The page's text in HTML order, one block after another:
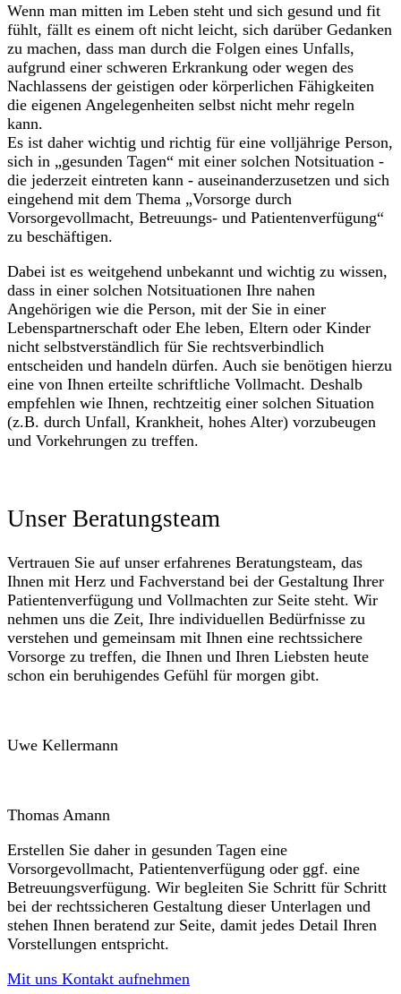
Wenn man mitten im Leben steht und sich gesund und fit
fühlt, fällt es einem oft nicht leicht, sich darüber Gedanken
zu machen, dass man durch die Folgen eines Unfalls,
aufgrund einer schweren Erkrankung oder wegen des
Nachlassens der geistigen oder körperlichen Fähigkeiten
die eigenen Angelegenheiten selbst nicht mehr regeln
kann.
Es ist daher wichtig und richtig für eine volljährige Person,
sich in „gesunden Tagen“ mit einer solchen Notsituation -
die jederzeit eintreten kann - auseinanderzusetzen und sich
eingehend mit dem Thema „Vorsorge durch
Vorsorgevollmacht, Betreuungs- und Patientenverfügung“
zu beschäftigen.
Dabei ist es weitgehend unbekannt und wichtig zu wissen,
dass in einer solchen Notsituationen Ihre nahen
Angehörigen wie die Person, mit der Sie in einer
Lebenspartnerschaft oder Ehe leben, Eltern oder Kinder
nicht selbstverständlich für Sie rechtsverbindlich
entscheiden und handeln dürfen. Auch sie benötigen hierzu
eine von Ihnen erteilte schriftliche Vollmacht. Deshalb
empfehlen wie Ihnen, rechtzeitig einer solchen Situation
(z.B. durch Unfall, Krankheit, hohes Alter) vorzubeugen
und Vorkehrungen zu treffen.
Unser Beratungsteam
Vertrauen Sie auf unser erfahrenes Beratungsteam, das
Ihnen mit Herz und Fachverstand bei der Gestaltung Ihrer
Patientenverfügung und Vollmachten zur Seite steht. Wir
nehmen uns die Zeit, Ihre individuellen Bedürfnisse zu
verstehen und gemeinsam mit Ihnen eine rechtssichere
Vorsorge zu treffen, die Ihnen und Ihren Liebsten heute
schon ein beruhigendes Gefühl für morgen gibt.
Uwe Kellermann
Thomas Amann
Erstellen Sie daher in gesunden Tagen eine
Vorsorgevollmacht, Patientenverfügung oder ggf. eine
Betreuungsverfügung. Wir begleiten Sie Schritt für Schritt
bei der rechtssicheren Gestaltung dieser Unterlagen und
stehen Ihnen beratend zur Seite, damit jedes Detail Ihren
Vorstellungen entspricht.
Mit uns Kontakt aufnehmen